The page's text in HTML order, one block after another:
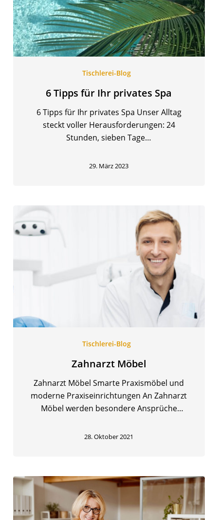
Spa
Tischlerei-Blog
6 Tipps für Ihr privates Spa
6 Tipps für Ihr privates Spa Unser Alltag
steckt voller Herausforderungen: 24
Stunden, sieben Tage…
29. März 2023
Tischlerei-Blog
Zahnarzt Möbel
Zahnarzt Möbel Smarte Praxismöbel und
moderne Praxiseinrichtungen An Zahnarzt
Möbel werden besondere Ansprüche
28. Oktober 2021
Praxiseinrichtung